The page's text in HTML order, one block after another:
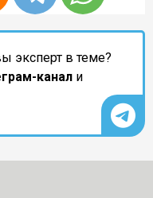
эксперт в теме?
канал и